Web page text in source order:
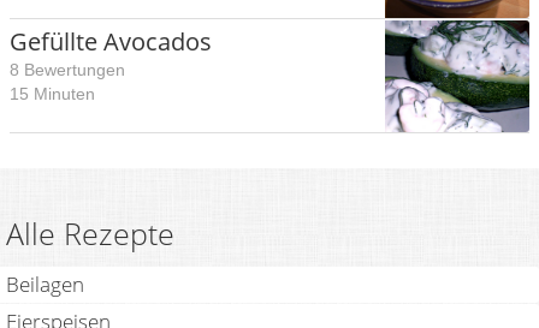
Gefüllte Avocados
8 Bewertungen
15 Minuten
Alle Rezepte
Beilagen
Eierspeisen